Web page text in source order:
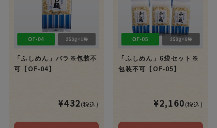
「ふしめん」バラ※包装不
可【OF-04】
¥432(税込)
「ふしめん」6袋セット※
包装不可【OF-05】
¥2,160(税込)